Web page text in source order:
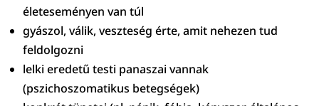
életeseményen van túl
gyászol, válik, veszteség érte, amit nehezen tud
feldolgozni
lelki eredetű testi panaszai vannak
(pszichoszomatikus betegségek)